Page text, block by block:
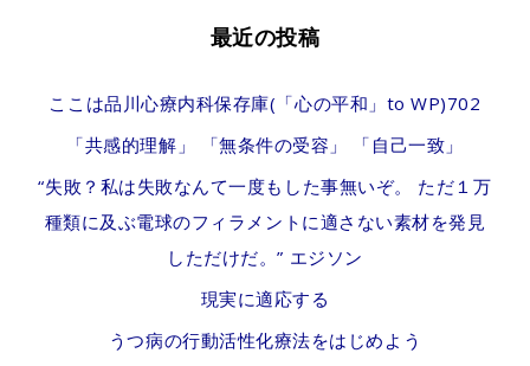
最近の投稿
ここは品川心療内科保存庫(「心の平和」to WP)702
「共感的理解」 「無条件の受容」 「自己一致」
“失敗？私は失敗なんて一度もした事無いぞ。 ただ１万
種類に及ぶ電球のフィラメントに適さない素材を発見
しただけだ。” エジソン
現実に適応する
うつ病の行動活性化療法をはじめよう